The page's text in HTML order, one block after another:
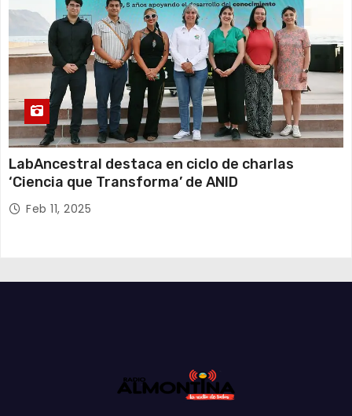
LabAncestral destaca en ciclo de charlas
‘Ciencia que Transforma’ de ANID
Feb 11, 2025